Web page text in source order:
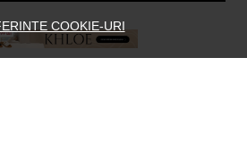
COOKIE-URI